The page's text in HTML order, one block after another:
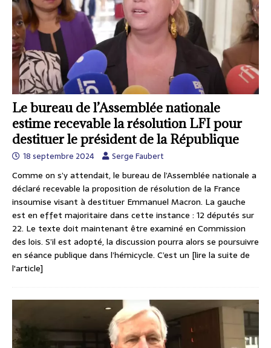
Le bureau de l’Assemblée nationale
estime recevable la résolution LFI pour
destituer le président de la République
18 septembre 2024 Serge Faubert
Comme on s’y attendait, le bureau de l’Assemblée nationale a
déclaré recevable la proposition de résolution de la France
insoumise visant à destituer Emmanuel Macron. La gauche
est en effet majoritaire dans cette instance : 12 députés sur
22. Le texte doit maintenant être examiné en Commission
des lois. S’il est adopté, la discussion pourra alors se poursuivre
en séance publique dans l’hémicycle. C’est un [lire la suite de
l'article]